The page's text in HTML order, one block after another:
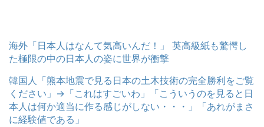
海外「日本人はなんて気高いんだ！」 英高級紙も驚愕し
た極限の中の日本人の姿に世界が衝撃
韓国人「熊本地震で見る日本の土木技術の完全勝利をご覧
ください」→「これはすごいわ」「こういうのを見ると日
本人は何か適当に作る感じがしない・・・」「あれがまさ
に経験値である」